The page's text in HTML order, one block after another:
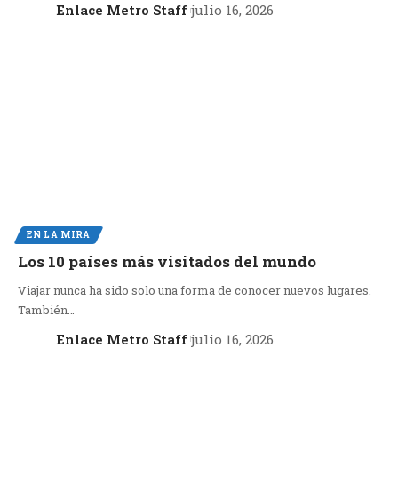
Enlace Metro Staff julio 16, 2026
EN LA MIRA
Los 10 países más visitados del mundo
Viajar nunca ha sido solo una forma de conocer nuevos lugares.
También…
Enlace Metro Staff julio 16, 2026